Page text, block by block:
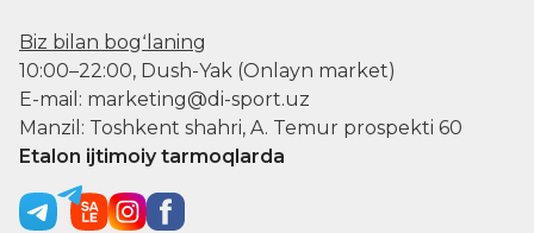
Biz bilan bogʻlaning
10:00–22:00, Dush-Yak (Onlayn market)
E-mail: marketing@di-sport.uz
Manzil: Toshkent shahri, A. Temur prospekti 60
Etalon ijtimoiy tarmoqlarda